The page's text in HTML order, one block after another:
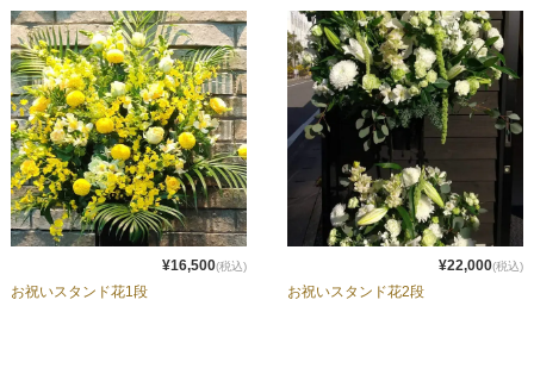
¥16,500(税込)
お祝いスタンド花1段
¥22,000(税込)
お祝いスタンド花2段